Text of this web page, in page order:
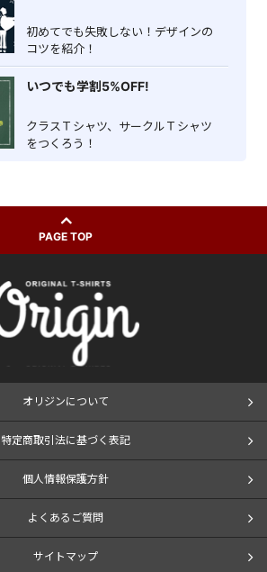
初めてでも失敗しない！デザインの
コツを紹介！
いつでも学割5%OFF!
クラスＴシャツ、サークルＴシャツ
をつくろう！
PAGE TOP
オリジンについて
特定商取引法に基づく表記
個人情報保護方針
よくあるご質問
サイトマップ